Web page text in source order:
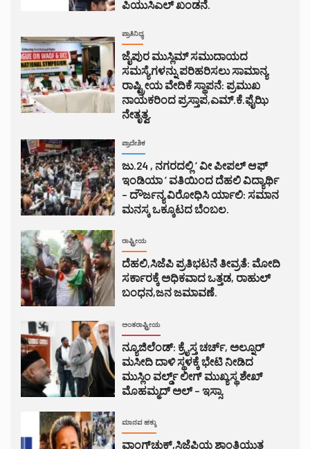
ಪಿಯುಸಿಎಲ್ ಖಂಡನೆ.
ಪ್ರಾತಿನಿಧ್ಯ
ಜೈಪುರ ಮುಸ್ಲಿಮ್ ಸಮುದಾಯದ
ಸಮಸ್ಯೆಗಳನ್ನು ಪರಿಹರಿಸಲು ಸಾಮಾನ್ಯ
ರಾಷ್ಟ್ರೀಯ ವೇದಿಕೆ ಸ್ಥಾಪನೆ: ಪ್ರಮುಖ
ನಾಯಕರಿಂದ ಪ್ರಸ್ತಾಪ,ಎಮ್.ಕೆ.ಫೈಝಿ
ನೇತೃತ್ವ.
ಪ್ರಾದೇಶಿಕ
ಜು.24 , ನಗರದಲ್ಲಿ ‘ ವೀ ಪೀಪಲ್ ಆಫ್
ಇಂಡಿಯಾ ‘ ವತಿಯಿಂದ ದೆಹಲಿ ವಿದ್ಯಾರ್ಥಿ
– ದೌರ್ಜನ್ಯ ವಿರೋಧಿಸಿ ರ್ಯಾಲಿ: ಸಮಾನ
ಮನಸ್ಕ ಒಕ್ಕೂಟದ ಬೆಂಬಲ.
ರಾಷ್ಟ್ರೀಯ
ದೆಹಲಿ,ಸಿಜೆಪಿ ಪ್ರತಿಭಟನೆ ತೀವ್ರತೆ: ಮೋದಿ
ಸರ್ಕಾರಕ್ಕೆ ಅಧಿಕವಾದ ಒತ್ತಡ, ರಾಹುಲ್
ಬಂಧನ,ಜನ ಜಮಾವಣೆ.
ಅಂತರಾಷ್ಟ್ರೀಯ
ನ್ಯೂಜಿಲೆಂಡ್: ಕ್ರೈಸ್ತ ಚರ್ಚ್, ಅಲ್ನೂರ್
ಮಸೀದಿ ದಾಳಿ ಸ್ಥಳಕ್ಕೆ ಭೇಟಿ ನೀಡಿದ
ಮುಸ್ಲಿಂ ವರ್ಲ್ಡ್ ಲೀಗ್ ಮುಖ್ಯಸ್ಥ ಶೇಖ್
ಮೊಹಮ್ಮದ್ ಅಲ್ – ಇಸ್ಸಾ.
ಮಾನವ ಹಕ್ಕು
ವಾಂಗ್‌ಚುಕ್,ಸಿಜೆಪಿಯ ಶಾಂತಿಯುತ